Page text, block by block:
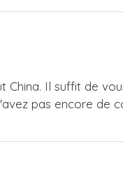
China. Il suffit de
pas encore de